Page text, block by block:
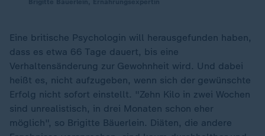
Eine britische Psychologin will herausgefunden haben,
dass es etwa 66 Tage dauert, bis eine
Verhaltensänderung zur Gewohnheit wird. Und dabei
heißt es, nicht aufzugeben, wenn sich der gewünschte
Erfolg nicht sofort einstellt. "Zehn Kilo in zwei Wochen
sind unrealistisch, in drei Monaten schon eher
möglich", so Brigitte Bäuerlein. Diäten, die andere